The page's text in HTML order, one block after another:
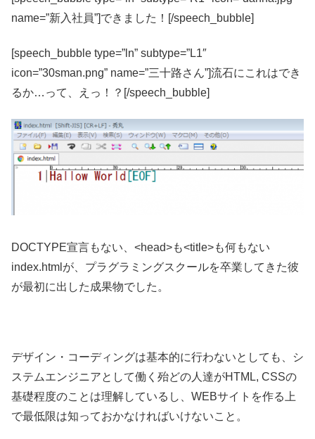
name=”新入社員”]できました！[/speech_bubble]
[speech_bubble type=”ln” subtype=”L1″
icon=”30sman.png” name=”三十路さん”]流石にこれはでき
るか…って、えっ！？[/speech_bubble]
DOCTYPE宣言もない、<head>も<title>も何もない
index.htmlが、プラグラミングスクールを卒業してきた彼
が最初に出した成果物でした。
デザイン・コーディングは基本的に行わないとしても、シ
ステムエンジニアとして働く殆どの人達がHTML, CSSの
基礎程度のことは理解しているし、WEBサイトを作る上
で最低限は知っておかなければいけないこと。